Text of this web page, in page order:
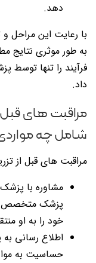
دهد.
با رعایت این مراحل
به طور موثری نتایج
فرآیند را تنها
داد.
مراقبت های قبل
شامل چه
مراقبت های قبل از
مشاوره با
پزشک متخصص
خود را به او
اطلاع رسانی
حساسیت به